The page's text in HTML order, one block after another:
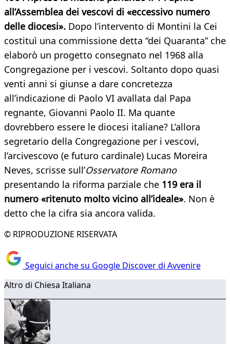
all’Assemblea dei vescovi di «eccessivo numero
delle diocesi». Dopo l’intervento di Montini la Cei
costituì una commissione detta “dei Quaranta” che
elaborò un progetto consegnato nel 1968 alla
Congregazione per i vescovi. Soltanto dopo quasi
venti anni si giunse a dare concretezza
all’indicazione di Paolo VI avallata dal Papa
regnante, Giovanni Paolo II. Ma quante
dovrebbero essere le diocesi italiane? L’allora
segretario della Congregazione per i vescovi,
l’arcivescovo (e futuro cardinale) Lucas Moreira
Neves, scrisse sull’Osservatore Romano
presentando la riforma parziale che 119 era il
numero «ritenuto molto vicino all’ideale». Non è
detto che la cifra sia ancora valida.
© RIPRODUZIONE RISERVATA
Seguici anche su Google Discover di Avvenire
Altro di Chiesa Italiana